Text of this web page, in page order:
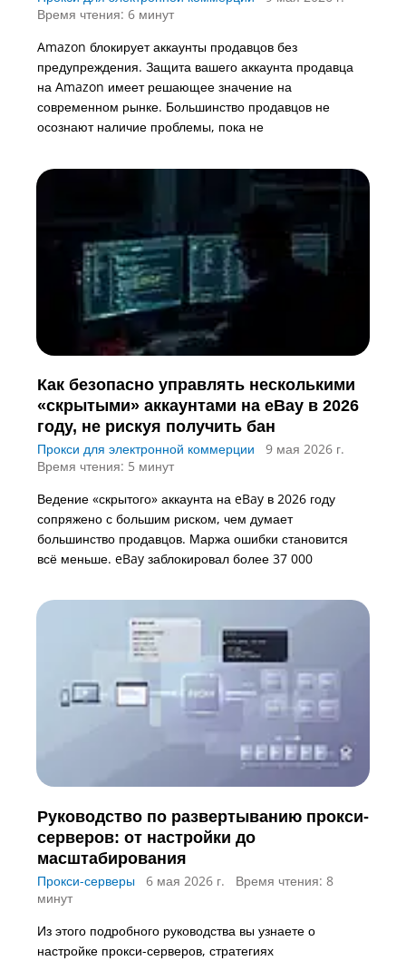
Время чтения: 6 минут
Amazon блокирует аккаунты продавцов без
предупреждения. Защита вашего аккаунта продавца
на Amazon имеет решающее значение на
современном рынке. Большинство продавцов не
осознают наличие проблемы, пока не
Как безопасно управлять несколькими
«скрытыми» аккаунтами на eBay в 2026
году, не рискуя получить бан
Прокси для электронной коммерции
9 мая 2026 г.
Время чтения: 5 минут
Ведение «скрытого» аккаунта на eBay в 2026 году
сопряжено с большим риском, чем думает
большинство продавцов. Маржа ошибки становится
всё меньше. eBay заблокировал более 37 000
Руководство по развертыванию прокси-
серверов: от настройки до
масштабирования
Прокси-серверы 6 мая 2026 г.
Время чтения: 8
минут
Из этого подробного руководства вы узнаете о
настройке прокси-серверов, стратегиях